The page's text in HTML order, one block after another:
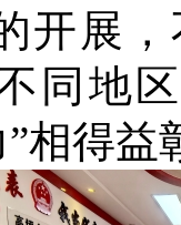
开展
同地
相得益